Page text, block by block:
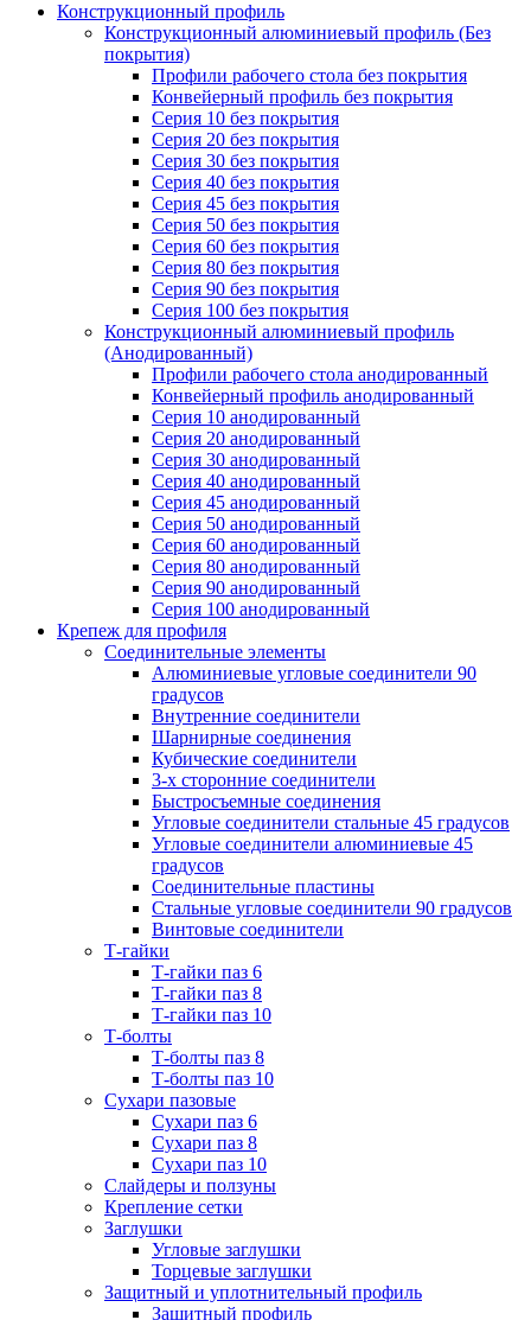
Конструкционный профиль
Конструкционный алюминиевый профиль (Без
покрытия)
Профили рабочего стола без покрытия
Конвейерный профиль без покрытия
Серия 10 без покрытия
Серия 20 без покрытия
Серия 30 без покрытия
Серия 40 без покрытия
Серия 45 без покрытия
Серия 50 без покрытия
Серия 60 без покрытия
Серия 80 без покрытия
Серия 90 без покрытия
Серия 100 без покрытия
Конструкционный алюминиевый профиль
(Анодированный)
Профили рабочего стола анодированный
Конвейерный профиль анодированный
Серия 10 анодированный
Серия 20 анодированный
Серия 30 анодированный
Серия 40 анодированный
Серия 45 анодированный
Серия 50 анодированный
Серия 60 анодированный
Серия 80 анодированный
Серия 90 анодированный
Серия 100 анодированный
Крепеж для профиля
Соединительные элементы
Алюминиевые угловые соединители 90
градусов
Внутренние соединители
Шарнирные соединения
Кубические соединители
3-х сторонние соединители
Быстросъемные соединения
Угловые соединители стальные 45 градусов
Угловые соединители алюминиевые 45
градусов
Соединительные пластины
Стальные угловые соединители 90 градусов
Винтовые соединители
Т-гайки
Т-гайки паз 6
Т-гайки паз 8
Т-гайки паз 10
Т-болты
Т-болты паз 8
Т-болты паз 10
Сухари пазовые
Сухари паз 6
Сухари паз 8
Сухари паз 10
Слайдеры и ползуны
Крепление сетки
Заглушки
Угловые заглушки
Торцевые заглушки
Защитный и уплотнительный профиль
Защитный профиль